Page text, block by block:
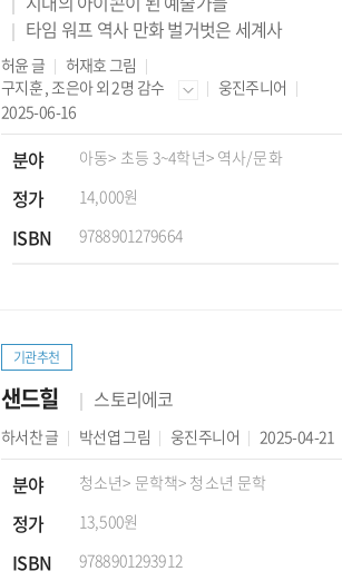
타임 워프 역사 만화 벌거벗은 세계사
허윤 글 허재호그림
구지훈,조은아외 2명 감수
웅진주니어
2025-06-16
분야 아동> 초등 3~4학년> 역사/문화
정가 14,000원
ISBN 9788901279664
기관추천
샌드힐 스토리에코
하서찬글 박선엽그림 웅진주니어 2025-04-21
분야 청소년> 문학책> 청소년 문학
정가 13,500원
ISBN 9788901293912